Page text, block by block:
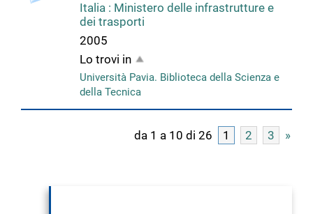
Italia : Ministero delle infrastrutture e
dei trasporti
2005
Lo trovi in
Università Pavia. Biblioteca della Scienza e
della Tecnica
da 1 a 10 di 26 1 2 3 »